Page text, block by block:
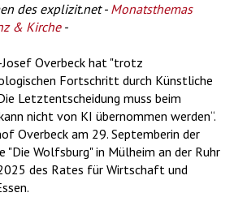
des explizit.net - Monatsthemas
& Kirche-
Overbeck hat "trotz
Fortschritt durch Künstliche
Letztentscheidung muss beim
nicht von KI übernommen werden“.
Overbeck am 29. Septemberin der
"Die Wolfsburg" in Mülheim an der Ruhr
des Rates für Wirtschaft und